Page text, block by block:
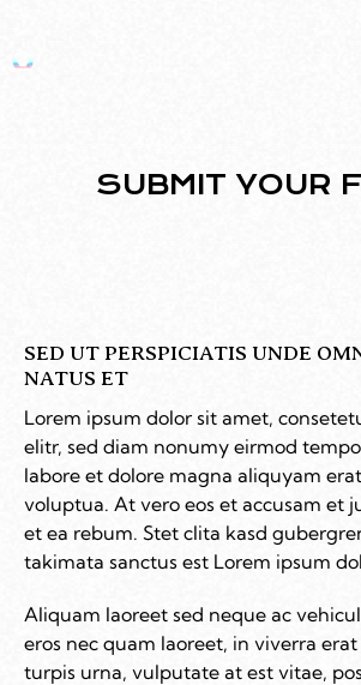
SUBMIT YOUR
SED UT PERSPICIATIS UNDE
NATUS ET
Lorem ipsum dolor sit amet,
elitr, sed diam nonumy eirmod
labore et dolore magna aliquyam
voluptua. At vero eos et accusam et
et ea rebum. Stet clita kasd
takimata sanctus est Lorem ipsum
Aliquam laoreet sed neque ac
eros nec quam laoreet, in viverra
turpis urna, vulputate at est vitae,